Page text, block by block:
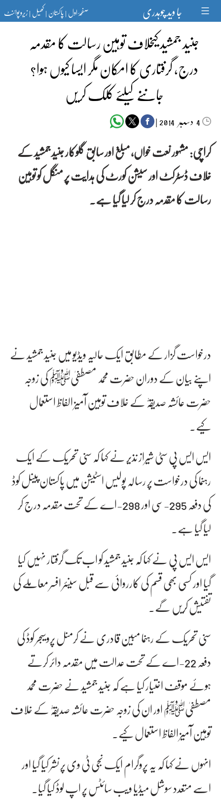
content جا وید چوہدری صفحۂ اول|پاکستان|کھیل|زیرو پوائنٹ
جنید جمشید کیخلاف توہین رسالت کا مقدمہ
درج، گرفتاری کا امکان مگر ایسا کیوں ہوا؟
جاننے کیلئے کلک کریں
4دسمبر‬‮ |
کراچی: مشہور نعت خواں، مبلغ اور سابق گلوکار جنید جمشید کے
خلاف ڈسٹرکٹ اور سیشن کورٹ کی ہدایت پر منگل کو توہین
رسالت کا مقدمہ درج کر لیا گیا ہے۔
درخواست گزار کے مطابق ایک حالیہ ویڈیو میں جنید جمشید نے
اپنے بیان کے دوران حضرت محمد مصطفیٰﷺ کی زوجہ
حضرت عائشہ صدیقہؓ کے خلاف توہین آمیز الفاظ استعمال
کیے۔
ایس ایس پی سٹی شیراز نذیر نے کہا کہ سنی تحریک کے ایک
رہنما کی درخواست پر رسالہ پولیس اسٹیشن میں پاکستان پینل کوڈ
کی دفعہ 295-سی اور 298-اے کے تحت مقدمہ درج کر
لیا گیا ہے۔
ایس ایس پی نے کہا کہ جنید جمشید کو اب تک گرفتار نہیں کیا
گیا اور کسی بھی قسم کی کارروائی سے قبل سینئر افسر معاملے کی
تفتیش کریں گے۔
سنی تحریک کے رہنما مبین قادری نے کرمنل پروسیجر کوڈ کی
دفعہ 22-اے کے تحت عدالت میں مقدمہ دائر کرتے
ہوئے موقف اختیار کیا ہے کہ جنید جمشید نے حضرت محمد
مصطفیٰﷺ اور ان کی زوجہ حضرت عائشہ صدیقہؓ کے خلاف
توہین آمیز الفاظ استعمال کیے۔
انہوں نے کہا کہ یہ پروگرام ایک نجی ٹی وی پر نشر کیا گیا اور
اسے متعدد سوشل میڈیا ویب سائٹس پر اپ لوڈ کیا گیا۔